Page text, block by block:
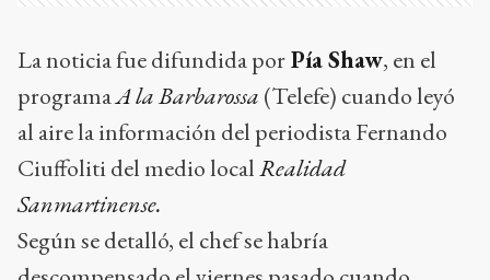
La noticia fue difundida porPía Shaw, en el
programaA la Barbarossa (Telefe) cuando leyó
al aire la información del periodista Fernando
Ciuffoliti del medio localRealidad
Sanmartinense.
Según se detalló, el chef se habría